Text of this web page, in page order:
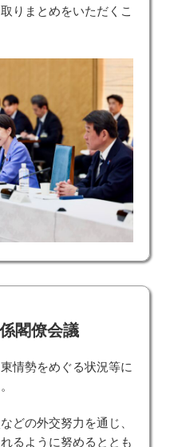
りまとめをいただくこ
閣僚会議
情勢をめぐる状況等に
どの外交努力を通じ、
るように努めるととも